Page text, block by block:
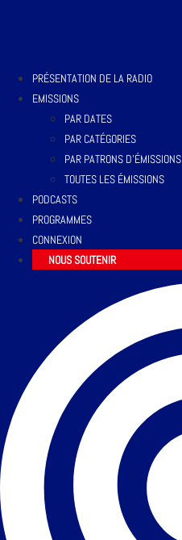
PRÉSENTATION DE LA RADIO
EMISSIONS
PAR DATES
PAR CATÉGORIES
PAR PATRONS D’ÉMISSIONS
TOUTES LES ÉMISSIONS
PODCASTS
PROGRAMMES
CONNEXION
NOUS SOUTENIR